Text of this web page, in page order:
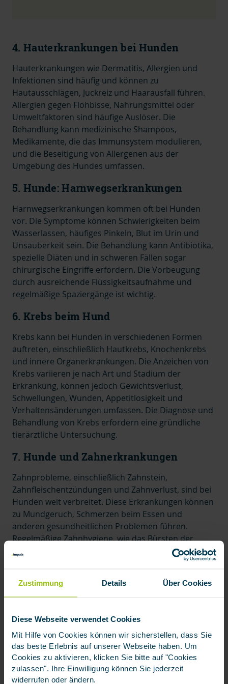
Zustimmung Details Über Cookies
Diese Webseite verwendet Cookies
Mit Hilfe von Cookies können wir sicherstellen, dass Sie
das beste Erlebnis auf unserer Webseite haben. Um
Cookies zu aktivieren, klicken Sie bitte auf "Cookies
zulassen". Ihre Einwilligung können Sie jederzeit
widerrufen oder ändern.
4. Hauterkrankungen bei Hunden
Hauterkrankungen wie Dermatitis, Allergien und
Infektionen sind häufig und können zu
Hautausschlägen, Juckreiz und Haarausfall führen.
Allergien gegen Flohbisse, Nahrungsmittel oder
Umweltfaktoren sind häufige Auslöser. Die
Behandlung kann medizinische Shampoos,
Medikamente, die das Immunsystem modulieren,
und die Beseitigung von Allergenen aus der
Umgebung des Hundes umfassen.
5. Hunde: Harnwegserkrankungen
Harnwegserkrankungen kommen oft bei Hunden
vor. Die Symptome können Schwierigkeiten beim
Wasserlassen, häufiges Pinkeln, Blut im Urin und
Unsauberkeit sein. Die Behandlung kann Antibiotika,
spezielle Diäten und in schweren Fällen sogar
chirurgische Eingriffe erfordern. Die Vorbeugung
durch ausreichende Flüssigkeitsaufnahme und
regelmäßige Spaziergänge ist wichtig.
6. Krebs beim Hund
Krebs kann bei Hunden in verschiedenen Formen
auftreten, einschließlich Hautkrebs, Knochenkrebs
und innere Organerkrankungen. Die Anzeichen von
Krebs variieren je nach Art und Stadium der
Erkrankung, können jedoch Gewichtsverlust,
Schwellungen, Wunden, Appetitlosigkeit und
Verhaltensänderungen umfassen. Die Diagnose und
Behandlung von Krebs erfordern eine gründliche
tierärztliche Untersuchung.
7. Hunde und Zahnerkrankungen
Zahnprobleme, einschließlich Zahnstein,
Zahnfleischentzündungen und Zahnverlust, sind bei
Hunden weit verbreitet. Diese Erkrankungen können
zu Mundgeruch, Schmerzen beim Essen und
anderen gesundheitlichen Problemen führen.
RegelmäßigeZahnhygiene,wie das Bürsten der
Zähne und tierärztliche Zahnreinigungen, sind
entscheidend, um Zahnerkrankungen vorzubeugen.
8. Atemwegserkrankungen bei Hunden
Bronchitis, Lungenentzündung und Trachealkollaps.
Symptome können Husten, Atemnot und
Atemgeräusche sein. Diese Erkrankungen erfordern
oftmedizinische Behandlungund manchmal
lebenslange Pflege.